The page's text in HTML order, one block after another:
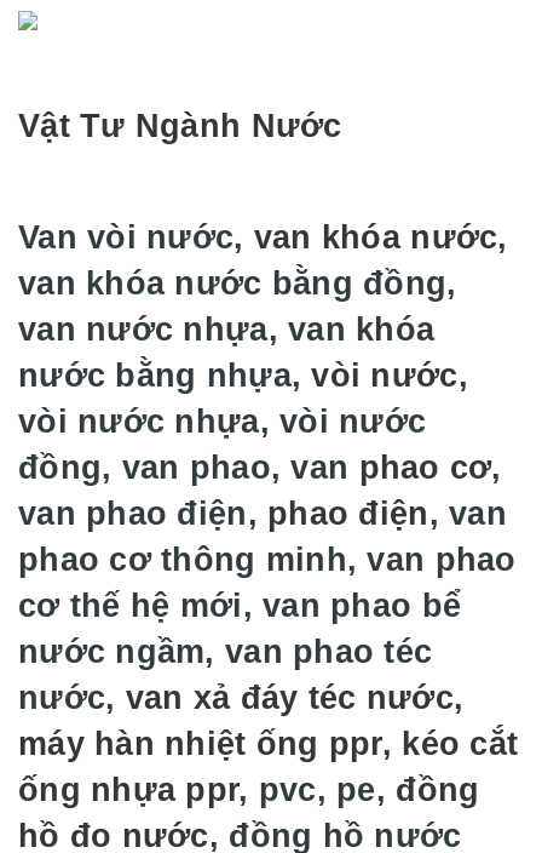
Vật Tư Ngành Nước
Van vòi nước, van khóa nước,
van khóa nước bằng đồng,
van nước nhựa, van khóa
nước bằng nhựa,vòi nước,
vòi nước nhựa, vòi nước
đồng, van phao, van phao cơ,
van phao điện, phao điện, van
phao cơ thông minh, van phao
cơ thế hệ mới, van phao bể
nước ngầm, van phao téc
nước, van xả đáy téc nước,
máy hàn nhiệt ống ppr, kéo cắt
ống nhựa ppr, pvc, pe, đồng
hồ đo nước, đồng hồ nước